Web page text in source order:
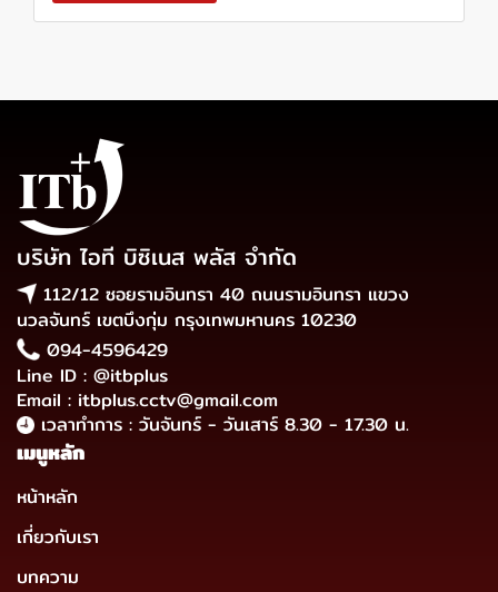
บริษัท ไอที บิซิเนส พลัส จำกัด
112/12 ซอยรามอินทรา 40 ถนนรามอินทรา แขวง
นวลจันทร์ เขตบึงกุ่ม กรุงเทพมหานคร 10230
094-4596429
Line ID : @itbplus
Email : itbplus.cctv@gmail.com
เวลาทำการ : วันจันทร์ - วันเสาร์ 8.30 - 17.30 น.
เมนูหลัก
หน้าหลัก
เกี่ยวกับเรา
บทความ